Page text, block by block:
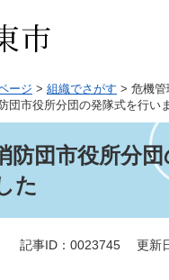
ージ > 組織でさがす > 危機管
団市役所分団の発隊式を行い
防団市役所分
た
記事ID：0023745 更新